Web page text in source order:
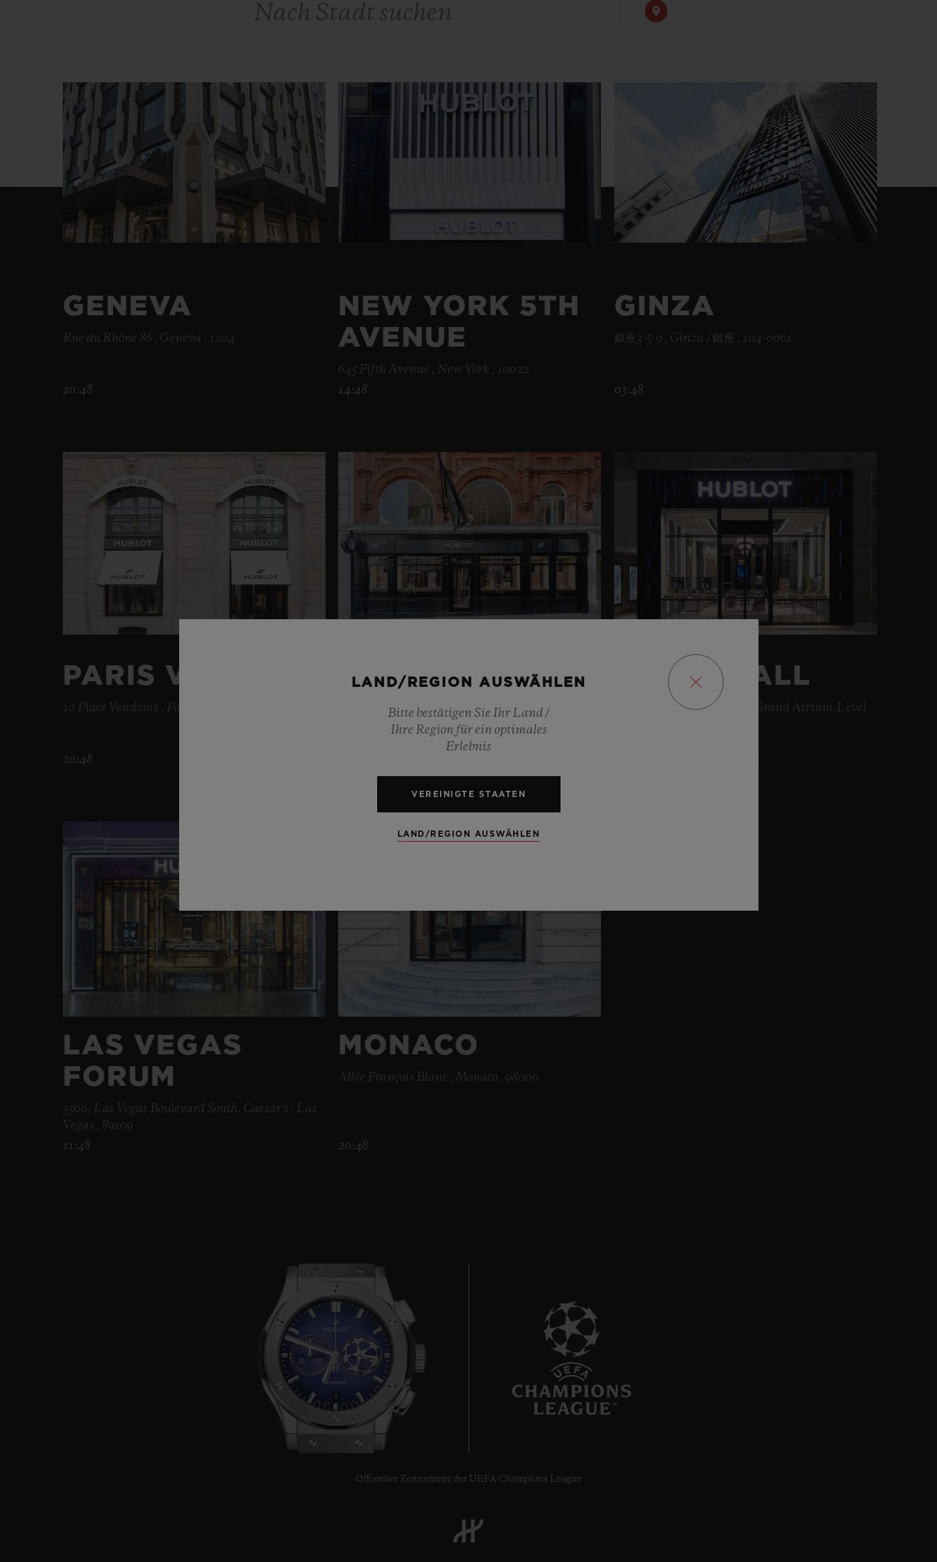
GENEVA
Rue du Rhône 86 , Geneva , 1204
20:48
NEW YORK 5TH
AVENUE
645 Fifth Avenue , New York , 10022
14:48
GINZA
銀座3-5-9 , Ginza / 銀座 , 104-0061
03:48
PARIS VENDÔME
10 Place Vendome , Paris , 75001
20:48
LONDON NEW
BOND STREET
14 New Bond Street , London , W1S 3SX
DUBAI MALL
Along Sheikh Zayed Road Grand Atrium,Level-
LAS VEGAS
FORUM
3500, Las Vegas Boulevard South, Caesar's , Las
Vegas , 89109
11:48
MONACO
Allée François Blanc , Monaco , 98000
20:48
8
Offizieller Zeitnehmer der UEFA Champions League
LAND/REGION AUSWÄHLEN
Bitte bestätigen Sie Ihr Land /
Ihre Region für ein optimales
Erlebnis
VEREINIGTE STAATEN
LAND/REGION AUSWÄHLEN
BIG BANG BIG BANG SPIRIT OF BIG BANG
5+5-GARANTIE
HUBLOTISTA UND
GARANTIEVERLÄNGERUNG
SICHERE BEZAHLUNG GESCHENKBEUTEL
KONTAKT EINE BOUTIQUE FINDEN